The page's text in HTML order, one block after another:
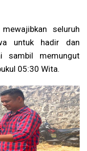
seluruh
untuk hadir dan
sambil memungut
05:30 Wita.